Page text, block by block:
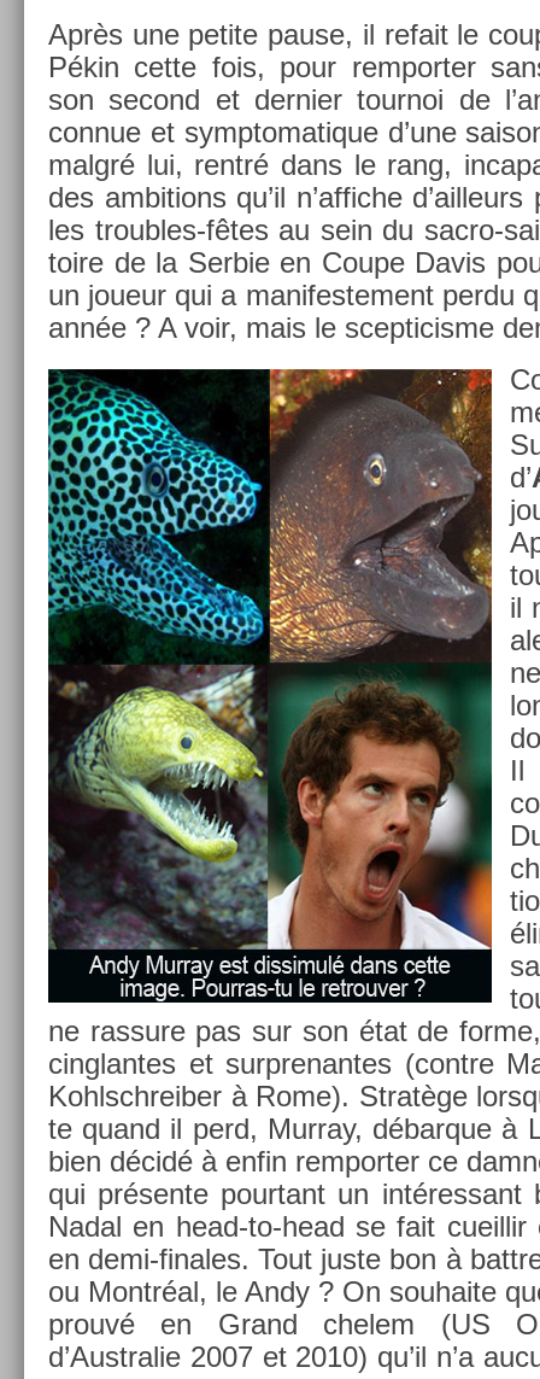
Après une petite pause, il re­fait le
Pékin cette fois, pour re­mport­er
son second et de­rni­er tour­noi de
con­nue et sym­ptomatique d’une
malgré lui, rentré dans le rang,
des am­bi­tions qu’il n’af­fiche
les troubles-fêtes au sein du sacro-
toire de la Ser­bie en Coupe Davis
un joueur qui a man­ifes­te­ment perdu
année ? A voir, mais le scep­ticis­me
d’
il
Il
ne ras­sure pas sur son état de
cinglan­tes et sur­prenan­tes (con­tre
Kohlschreib­er à Rome). Stratège
te quand il perd, Mur­ray, débar­que à
bien décidé à enfin re­mport­er ce
qui présente pour­tant un in­téres­sant
Nadal en head-to-head se fait
en demi-finales. Tout juste bon à
ou Montréal, le Andy ? On souhaite
prouvé en Grand chelem (US
d’Australie 2007 et 2010) qu’il n’a